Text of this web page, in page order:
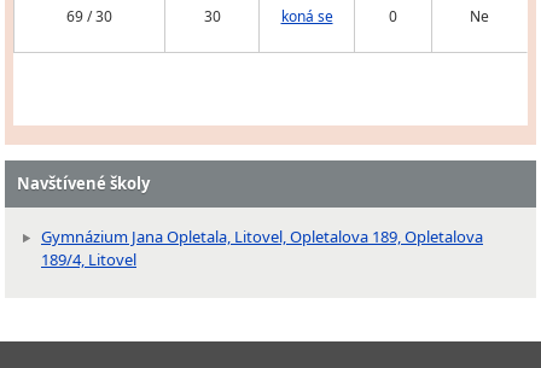
69 / 30 30 koná se 0 Ne
Navštívené školy
Gymnázium Jana Opletala, Litovel, Opletalova 189, Opletalova
189/4, Litovel